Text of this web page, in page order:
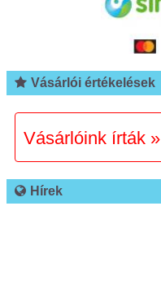
Vásárlói értékelések
Vásárlóink írták »
Hírek